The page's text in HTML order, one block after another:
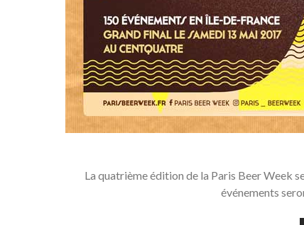
La quatrième édition de la Paris Beer Week
événements